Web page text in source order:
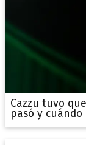
Cazzu tuvo
pasó y